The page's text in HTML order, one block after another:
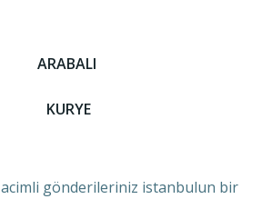
ARABALI
KURYE
gönderileriniz istanbulun bir